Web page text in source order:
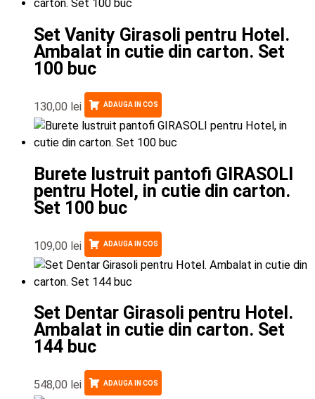
Set Vanity Girasoli pentru Hotel.
Ambalat in cutie din carton. Set
100 buc
130,00 lei ADAUGA IN COS
Burete lustruit pantofi GIRASOLI
pentru Hotel, in cutie din carton.
Set 100 buc
109,00 lei ADAUGA IN COS
Set Dentar Girasoli pentru Hotel.
Ambalat in cutie din carton. Set
144 buc
548,00 lei ADAUGA IN COS